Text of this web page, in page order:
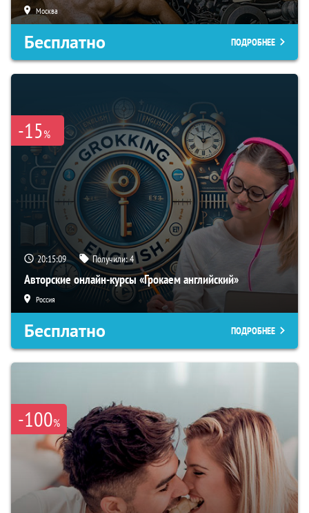
Москва
Бесплатно ПОДРОБНЕЕ
-15%
20:15:07 Получили:4
Авторские онлайн-курсы «Грокаем английский»
Россия
Бесплатно ПОДРОБНЕЕ
-100%